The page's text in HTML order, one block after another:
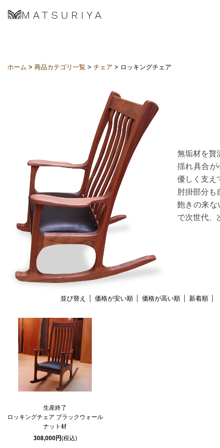
MATSURIYA
ホーム > 商品カテゴリ一覧 > チェア > ロッキングチェア
無垢材を贅
揺れ具合が
優しく支え
肘掛部分も
飽きの来な
で次世代、
並び替え 価格が安い順 価格が高い順 新着順
生産終了
ロッキングチェア ブラックウォール
ナット材
308,000円(税込)